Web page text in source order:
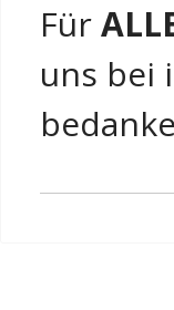
Für
uns bei